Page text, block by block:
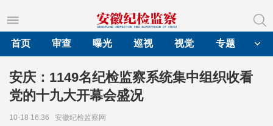
首页
审查 曝光 巡视 视觉 专题
安庆：1149名纪检监察系统集中组织收看
党的十九大开幕会盛况
10-18 16:36 安徽纪检监察网